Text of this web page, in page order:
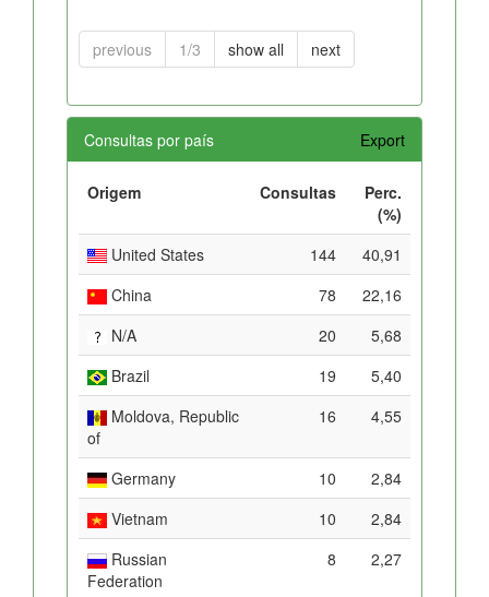
previous 1/3 show all next
Consultas por país Export
Origem Consultas
Perc.
(%)
United States
144
40,91
China
78
22,16
N/A
20
5,68
Brazil
19
5,40
Moldova, Republic
of
16 4,55
Germany 10
2,84
Vietnam
10
2,84
Russian
Federation
8 2,27